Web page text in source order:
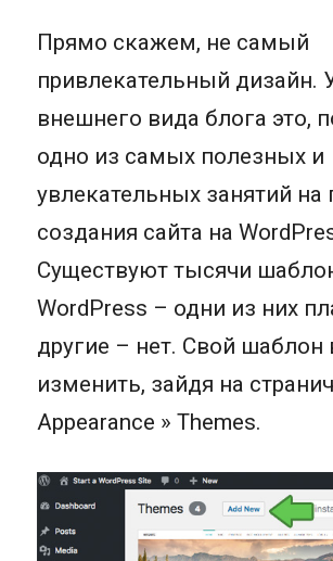
Прямо скажем, не самый
привлекательный дизайн.
внешнего вида блога это,
одно из самых полезных и
увлекательных занятий на
создания сайта на
Существуют тысячи
WordPress – одни из них
другие – нет. Свой
изменить, зайдя на
Appearance » Themes.